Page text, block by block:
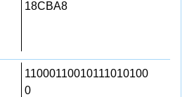
18CBA8
11000110010111010100
0